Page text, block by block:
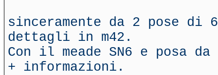
sinceramente da 2 pose
dettagli in m42.
Con il meade SN6 e posa
+ informazioni.